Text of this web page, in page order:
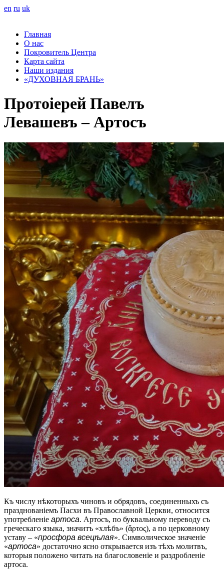
en ru uk
Главная
О нас
Покровитель Центра
Карта сайта
Наши издания
«ДУХОВНАЯ БРАНЬ»
Протоіерей Павелъ
Левашевъ – Артосъ
Къ числу нѣкоторыхъ чиновъ и обрядовъ, соединенныхъ съ
празднованіемъ Пасхи въ Православной Церкви, относится
употребленіе артоса. Артосъ, по буквальному переводу съ
греческаго языка, значитъ «хлѣбъ» (ἄρτος), а по церковному
уставу – «просфора всецѣлая». Символическое значеніе
«артоса» достаточно ясно открывается изъ тѣхъ молитвъ,
которыя положено читать на благословеніе и раздробленіе
артоса.